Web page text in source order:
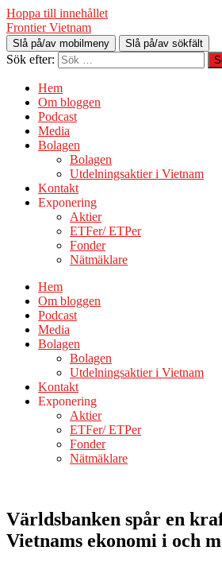
Hoppa till innehållet
Frontier Vietnam
Slå på/av mobilmeny Slå på/av sökfält
Sök efter:
Hem
Om bloggen
Podcast
Media
Bolagen
Bolagen
Utdelningsaktier i Vietnam
Kontakt
Exponering
Aktier
ETFer/ ETPer
Fonder
Nätmäklare
Hem
Om bloggen
Podcast
Media
Bolagen
Bolagen
Utdelningsaktier i Vietnam
Kontakt
Exponering
Aktier
ETFer/ ETPer
Fonder
Nätmäklare
Världsbanken spår en
Vietnams ekonomi i och